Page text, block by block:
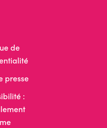
de
presse
: